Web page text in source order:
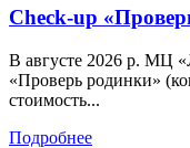
Check-up
В августе 2026 р. МЦ
«Проверь родинки»
стоимость...
Подробнее